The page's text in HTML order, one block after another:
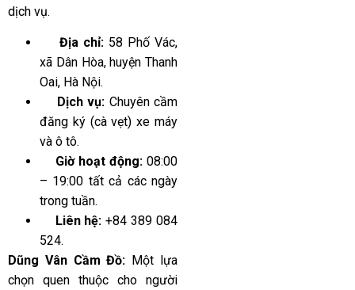
dịch vụ.
Địa chỉ:58 Phố Vác,
xã Dân Hòa, huyện Thanh
Oai, Hà Nội.
Dịch vụ: Chuyên cầm
đăng ký (cà vẹt) xe máy
và ô tô.
Giờ hoạt động: 08:00
– 19:00 tất cả các ngày
trong tuần.
Liên hệ: +84 389 084
524.
Dũng Vân Cầm Đồ: Một lựa
chọn quen thuộc cho người